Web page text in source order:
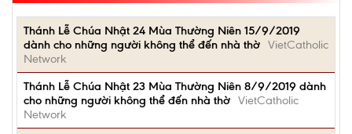
Thánh Lễ Chúa Nhật 24 Mùa Thường Niên 15/9/2019
dành cho những người không thể đến nhà thờ VietCatholic
Network
Thánh Lễ Chúa Nhật 23 Mùa Thường Niên 8/9/2019 dành
cho những người không thể đến nhà thờ VietCatholic
Network